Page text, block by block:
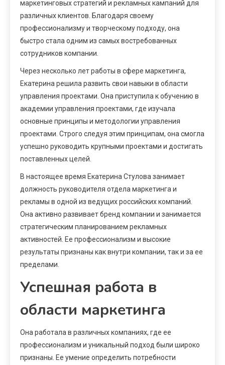
маркетинговых стратегий и рекламных кампаний для
различных клиентов. Благодаря своему
профессионализму и творческому подходу, она
быстро стала одним из самых востребованных
сотрудников компании.
Через несколько лет работы в сфере маркетинга,
Екатерина решила развить свои навыки в области
управления проектами. Она приступила к обучению в
академии управления проектами, где изучала
основные принципы и методологии управления
проектами. Строго следуя этим принципам, она смогла
успешно руководить крупными проектами и достигать
поставленных целей.
В настоящее время Екатерина Стулова занимает
должность руководителя отдела маркетинга и
рекламы в одной из ведущих российских компаний.
Она активно развивает бренд компании и занимается
стратегическим планированием рекламных
активностей. Ее профессионализм и высокие
результаты признаны как внутри компании, так и за ее
пределами.
Успешная работа в
области маркетинга
Она работала в различных компаниях, где ее
профессионализм и уникальный подход были широко
признаны. Ее умение определить потребности